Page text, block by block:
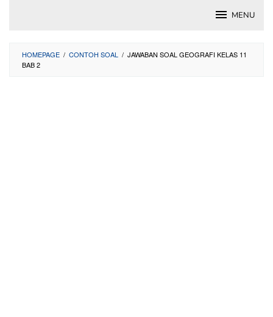
MENU
HOMEPAGE / CONTOH SOAL / JAWABAN SOAL GEOGRAFI KELAS 11
BAB 2